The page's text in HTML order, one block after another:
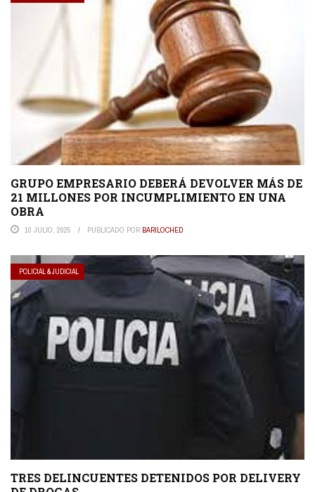
GRUPO EMPRESARIO DEBERÁ DEVOLVER MÁS DE
21 MILLONES POR INCUMPLIMIENTO EN UNA
OBRA
10 JULIO, 2025 PUBLICADO POR BARILOCHED
POLICIAL & JUDICIAL
TRES DELINCUENTES DETENIDOS POR DELIVERY